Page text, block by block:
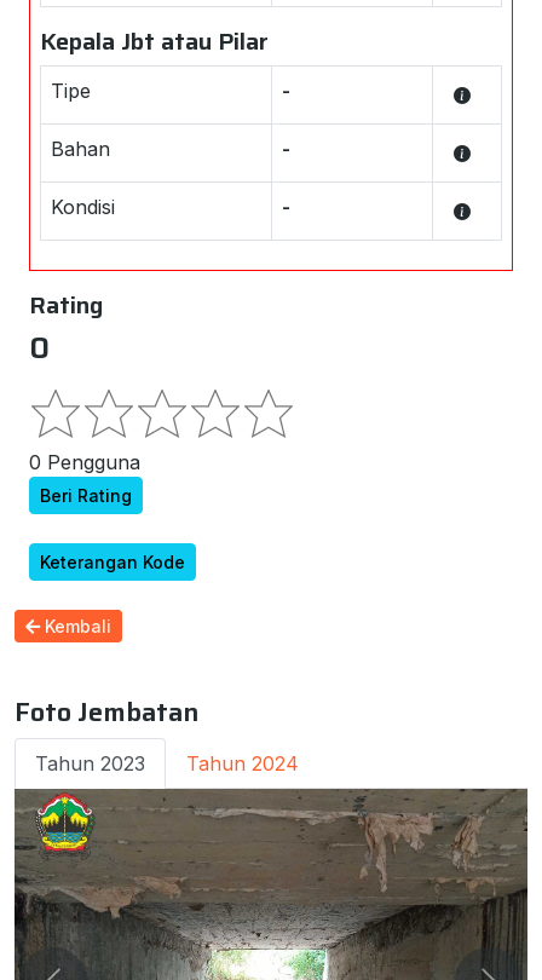
Kepala Jbt atau Pilar
Tipe -
Bahan -
Kondisi -
Rating
0
0 Pengguna
Beri Rating
Keterangan Kode
Kembali
Foto Jembatan
Tahun 2023 Tahun 2024